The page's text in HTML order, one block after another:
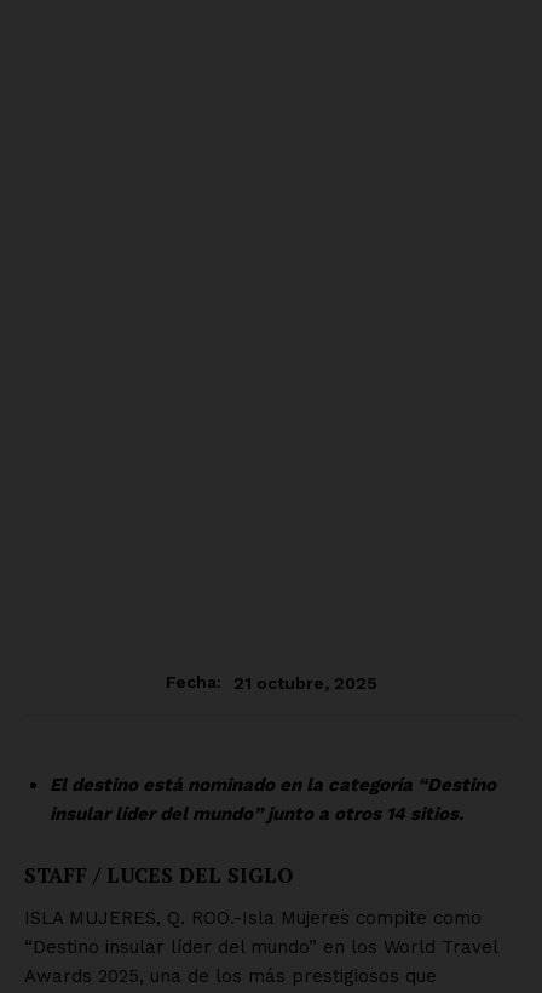
Fecha: 21 octubre, 2025
El destino está nominado en la categoría “Destino
insular líder del mundo” junto a otros 14 sitios.
STAFF / LUCES DEL SIGLO
ISLA MUJERES, Q. ROO.-Isla Mujeres compite como
“Destino insular líder del mundo” en los World Travel
Awards 2025, una de los más prestigiosos que